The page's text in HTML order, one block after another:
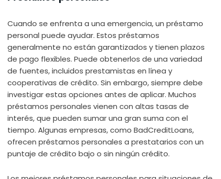
Cuando se enfrenta a una emergencia, un préstamo
personal puede ayudar. Estos préstamos
generalmente no están garantizados y tienen plazos
de pago flexibles. Puede obtenerlos de una variedad
de fuentes, incluidos prestamistas en línea y
cooperativas de crédito. Sin embargo, siempre debe
investigar estas opciones antes de aplicar. Muchos
préstamos personales vienen con altas tasas de
interés, que pueden sumar una gran suma con el
tiempo. Algunas empresas, como BadCreditLoans,
ofrecen préstamos personales a prestatarios con un
puntaje de crédito bajo o sin ningún crédito.